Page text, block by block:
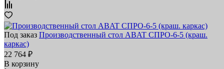
Под заказ Производственный стол ABAT СПРО-6-5 (краш.
каркас)
22 764 ₽
В корзину